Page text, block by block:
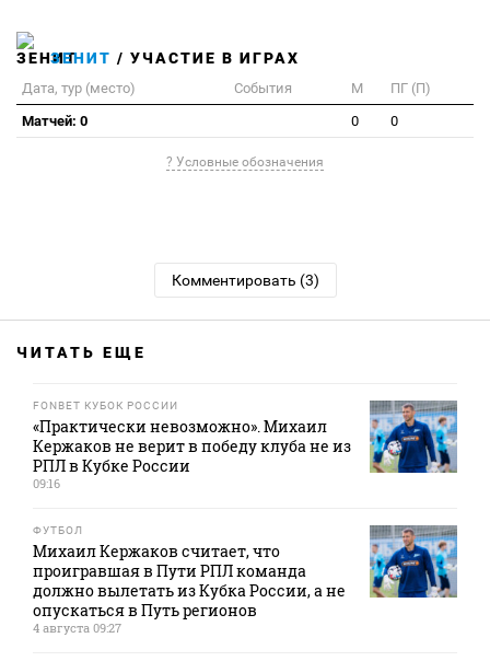
ЗЕНИТ / УЧАСТИЕ В ИГРАХ
Дата, тур (место) События М
ПГ (П)
Матчей: 0
0 0
? Условные обозначения
Комментировать (3)
ЧИТАТЬ ЕЩЕ
FONBET КУБОК РОССИИ
«Практически невозможно». Михаил
Кержаков не верит в победу клуба не из
РПЛ в Кубке России
09:16
ФУТБОЛ
Михаил Кержаков считает, что
проигравшая в Пути РПЛ команда
должно вылетать из Кубка России, а не
опускаться в Путь регионов
4 августа 09:27